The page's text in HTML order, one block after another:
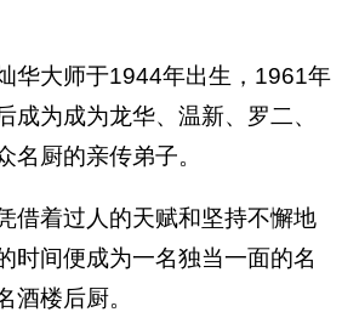
华大师于1944年出生，1961年
成为成为龙华、温新、罗二、
名厨的亲传弟子。
借着过人的天赋和坚持不懈地
时间便成为一名独当一面的名
酒楼后厨。